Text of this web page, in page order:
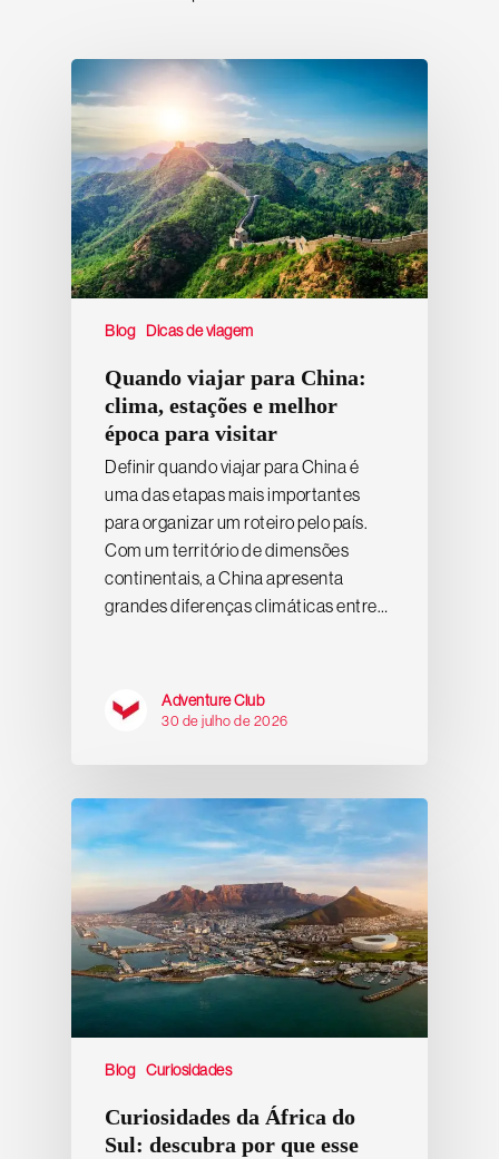
Blog Dicas de viagem
Quando viajar para China:
clima, estações e melhor
época para visitar
Definir quando viajar para China é
uma das etapas mais importantes
para organizar um roteiro pelo país.
Com um território de dimensões
continentais, a China apresenta
grandes diferenças climáticas entre…
Adventure Club
30 de julho de 2026
Blog Curiosidades
Curiosidades da África do
Sul: descubra por que esse